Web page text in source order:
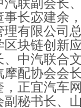
联副会长
长宓建余
有限公司
块链创新
中汽联合
配协会会
正宜汽车
秘书长、